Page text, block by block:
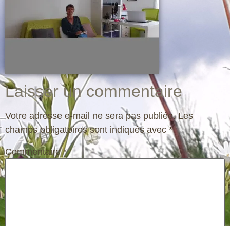
Laisser un commentaire
Votre adresse e-mail ne sera pas publiée. Les
champs obligatoires sont indiqués avec*
Commentaire*